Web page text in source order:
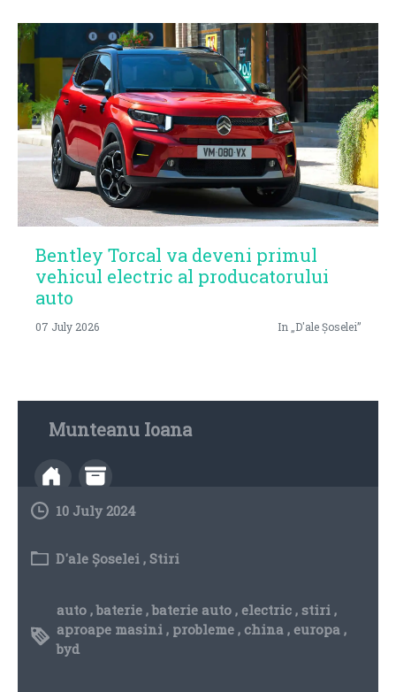
Bentley Torcal va deveni primul
vehicul electric al producatorului
auto
07 July 2026 In „D'ale Șoselei”
Munteanu Ioana
10 July 2024
D'ale Șoselei , Stiri
auto,baterie,baterie auto, electric, stiri,
aproape masini, probleme, china, europa,
byd